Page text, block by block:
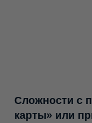
Сложности с
карты» или